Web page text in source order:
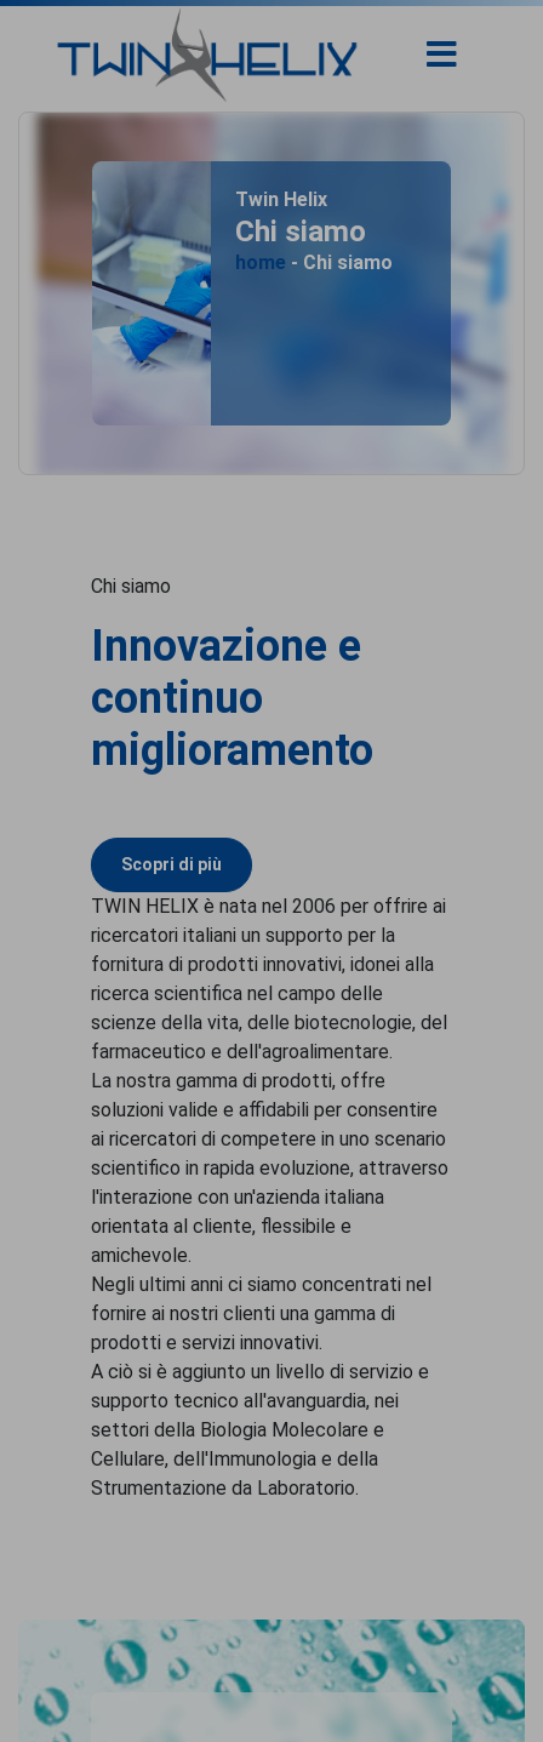
Twin Helix
Chi siamo
home - Chi siamo
Chi siamo
Innovazione e
continuo
miglioramento
Scopri di più
TWIN HELIX è nata nel 2006 per offrire ai
ricercatori italiani un supporto per la
fornitura di prodotti innovativi, idonei alla
ricerca scientifica nel campo delle
scienze della vita, delle biotecnologie, del
farmaceutico e dell'agroalimentare.
La nostra gamma di prodotti, offre
soluzioni valide e affidabili per consentire
ai ricercatori di competere in uno scenario
scientifico in rapida evoluzione, attraverso
l'interazione con un'azienda italiana
orientata al cliente, flessibile e
amichevole.
Negli ultimi anni ci siamo concentrati nel
fornire ai nostri clienti una gamma di
prodotti e servizi innovativi.
A ciò si è aggiunto un livello di servizio e
supporto tecnico all'avanguardia, nei
settori della Biologia Molecolare e
Cellulare, dell'Immunologia e della
Strumentazione da Laboratorio.